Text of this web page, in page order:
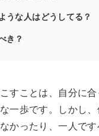
うな人はどうしてる？
き？
すことは、自分に
一歩です。しかし
かったり、一人で